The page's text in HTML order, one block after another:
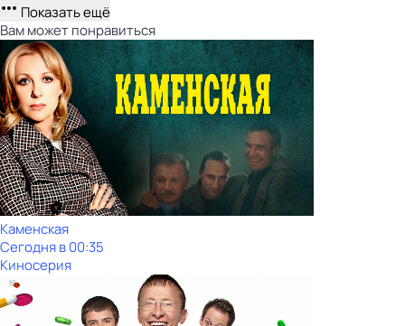
Показать ещё
Вам может понравиться
Каменская
Сегодня в 00:35
Киносерия